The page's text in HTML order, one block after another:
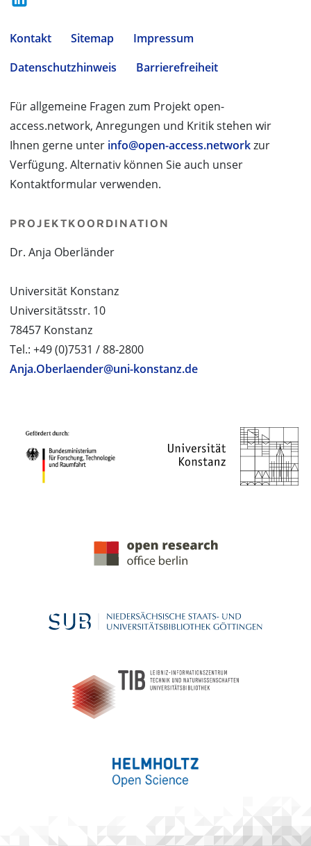
Kontakt Sitemap
Impressum
Datenschutzhinweis
Barrierefreiheit
Für allgemeine Fragen zum Projekt open-
access.network, Anregungen und Kritik stehen wir
Ihnen gerne unter info@open-access.networkzur
Verfügung. Alternativ können Sie auch unser
Kontaktformular verwenden.
PROJEKTKOORDINATION
Dr. Anja Oberländer
Universität Konstanz
Universitätsstr. 10
78457 Konstanz
Tel.: +49 (0)7531 / 88-2800
Anja.Oberlaender@uni-konstanz.de